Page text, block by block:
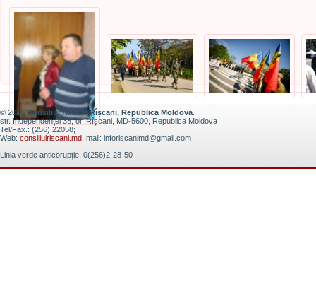
© 2016 Consiliul raional Rîșcani, Republica Moldova
str. Independenţei 38, or. Rîșcani, MD-5600, Republica Moldova
Tel/Fax.: (256) 22058;
Web: consiliulriscani.md , mail: inforiscanimd@gmail.com
Linia verde anticorupție: 0(256)2-28-50